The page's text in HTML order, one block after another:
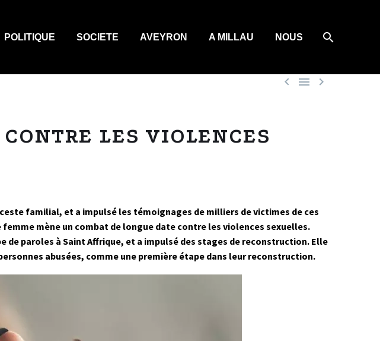
POLITIQUE SOCIETE AVEYRON A MILLAU NOUS
  
LES VIOLENCES
familial, et a impulsé les témoignages de milliers de victimes de ces
femme mène un combat de longue date contre les violences sexuelles.
de paroles à Saint Affrique, et a impulsé des stages de reconstruction. Elle
abusées, comme une première étape dans leur reconstruction.